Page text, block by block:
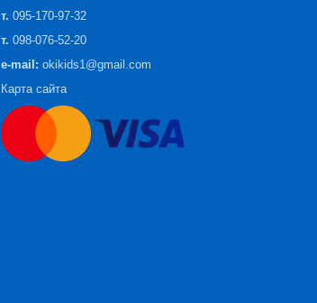
т. 095-170-97-32
т. 098-076-52-20
e-mail: okikids1@gmail.com
Карта сайта